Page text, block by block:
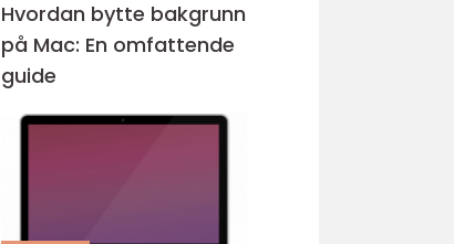
Hvordan bytte bakgrunn
på Mac: En omfattende
guide